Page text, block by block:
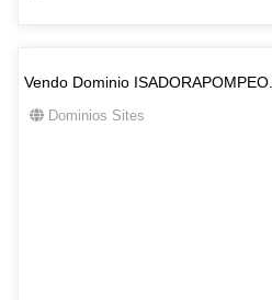
Vendo Dominio
Dominios Sites